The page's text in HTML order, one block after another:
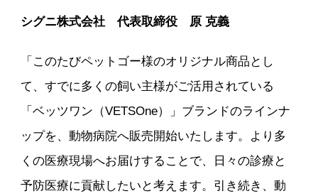
シグニ株式会社 代表取締役 原 克義
「このたびペットゴー様のオリジナル商品とし
て、すでに多くの飼い主様がご活用されている
「ベッツワン（VETSOne）」ブランドのラインナ
ップを、動物病院へ販売開始いたします。より多
くの医療現場へお届けすることで、日々の診療と
予防医療に貢献したいと考えます。引き続き、動